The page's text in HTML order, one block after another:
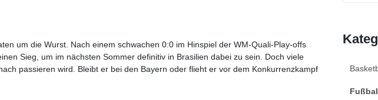
um die Wurst. Nach einem schwachen 0:0 im Hinspiel der WM-Quali-Play-offs
Sieg, um im nächsten Sommer definitiv in Brasilien dabei zu sein. Doch viele
passieren wird. Bleibt er bei den Bayern oder flieht er vor dem Konkurrenzkampf